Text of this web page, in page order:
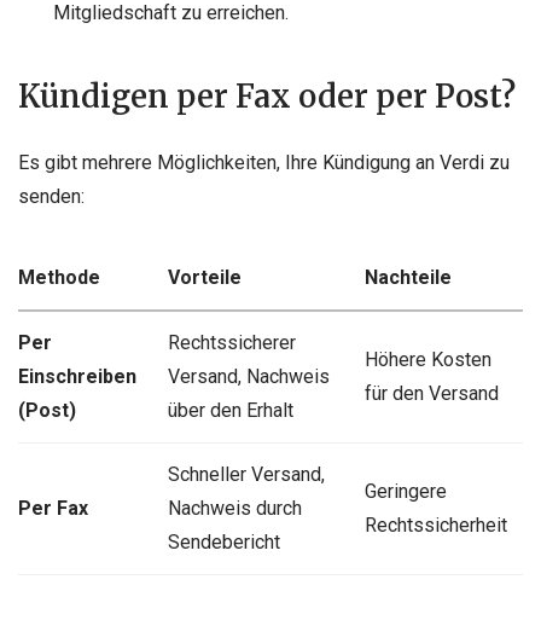
Mitgliedschaft zu erreichen.
Kündigen per Fax oder per Post?
Es gibt mehrere Möglichkeiten, Ihre Kündigung an Verdi zu
senden:
Methode Vorteile Nachteile
Per
Einschreiben
(Post)
Rechtssicherer
Versand, Nachweis
über den Erhalt
Höhere Kosten
für den Versand
Per Fax
Schneller Versand,
Nachweis durch
Sendebericht
Geringere
Rechtssicherheit